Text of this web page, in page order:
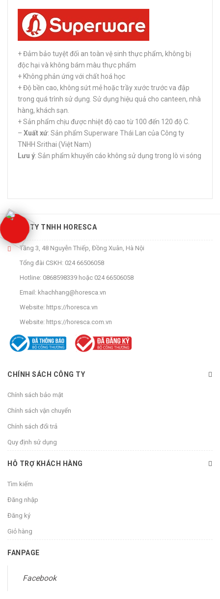
+ Đảm bảo tuyệt đối an toàn vệ sinh thực phẩm, không bị
độc hại và không bám màu thực phẩm
+ Không phản ứng với chất hoá học
+ Độ bền cao, không sứt mẻ hoặc trầy xước trước va đập
trong quá trình sử dụng. Sử dụng hiệu quả cho canteen, nhà
hàng, khách sạn.
+ Sản phẩm chịu được nhiệt độ cao từ 100 đến 120 độ C.
– Xuất xứ: Sản phẩm Superware Thái Lan của Công ty
TNHH Srithai (Việt Nam)
Lưu ý: Sản phẩm khuyến cáo không sử dụng trong lò vi sóng
CÔNG TY TNHH HORESCA
Tầng 3, 48 Nguyễn Thiếp, Đồng Xuân, Hà Nội
Tổng đài CSKH: 024 66506058
Hotline: 0868598339 hoặc 024 66506058
Email: khachhang@horesca.vn
Website: https://horesca.vn
Website: https://horesca.com.vn
CHÍNH SÁCH CÔNG TY
Chính sách bảo mật
Chính sách vận chuyển
Chính sách đổi trả
Quy định sử dụng
HỖ TRỢ KHÁCH HÀNG
Tìm kiếm
Đăng nhập
Đăng ký
Giỏ hàng
FANPAGE
Facebook